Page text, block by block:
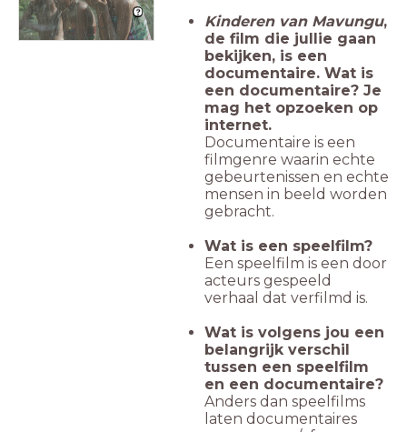
Kinderen van Mavungu,
de film die jullie gaan
bekijken, is een
documentaire. Wat is
een documentaire? Je
mag het opzoeken op
internet.
Documentaire is een
filmgenre waarin echte
gebeurtenissen en echte
mensen in beeld worden
gebracht.
Wat is een speelfilm?
Een speelfilm is een door
acteurs gespeeld
verhaal dat verfilmd is.
Wat is volgens jou een
belangrijk verschil
tussen een speelfilm
en een documentaire?
Anders dan speelfilms
laten documentaires